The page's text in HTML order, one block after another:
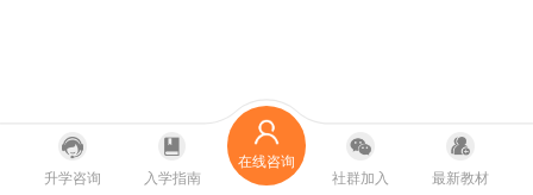
升学咨询 入学指南
在线咨询
社群加入
最新教材